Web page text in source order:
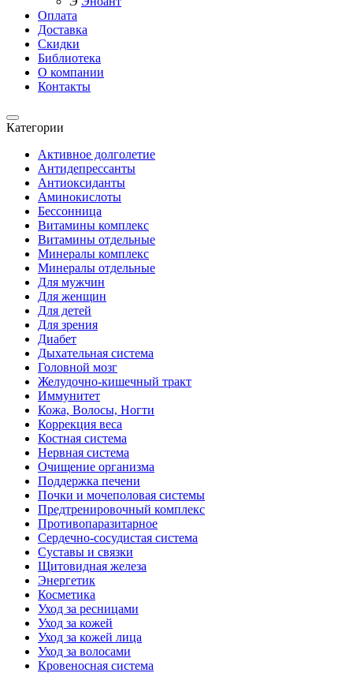
Оплата
Доставка
Скидки
Библиотека
О компании
Контакты
Категории
Категории
Активное долголетие
Антидепрессанты
Антиоксиданты
Аминокислоты
Бессонница
Витамины комплекс
Витамины отдельные
Минералы комплекс
Минералы отдельные
Для мужчин
Для женщин
Для детей
Для зрения
Диабет
Дыхательная система
Головной мозг
Желудочно-кишечный тракт
Иммунитет
Кожа, Волосы, Ногти
Коррекция веса
Костная система
Нервная система
Очищение организма
Поддержка печени
Почки и мочеполовая системы
Предтренировочный комплекс
Противопаразитарное
Сердечно-сосудистая система
Суставы и связки
Щитовидная железа
Энергетик
Косметика
Уход за ресницами
Уход за кожей
Уход за кожей лица
Уход за волосами
Кровеносная система